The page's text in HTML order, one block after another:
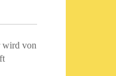
wird von